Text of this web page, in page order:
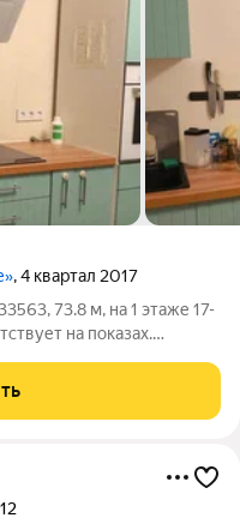
, 4 квартал 2017
73.8 м, на 1 этаже 17-
на показах.
проживания: можно с